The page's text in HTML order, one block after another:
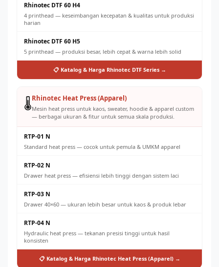
Rhinotec DTF 60 H4
4 printhead — keseimbangan kecepatan & kualitas untuk produksi
harian
Rhinotec DTF 60 H5
5 printhead — produksi besar, lebih cepat & warna lebih solid
📋 Katalog & Harga Rhinotec DTF Series →
🌡️Rhinotec Heat Press (Apparel)
Mesin heat press untuk kaos, sweater, hoodie & apparel custom
— berbagai ukuran & fitur untuk semua skala produksi.
RTP-01 N
Standard heat press — cocok untuk pemula & UMKM apparel
RTP-02 N
Drawer heat press — efisiensi lebih tinggi dengan sistem laci
RTP-03 N
Drawer 40×60 — ukuran lebih besar untuk kaos & produk lebar
RTP-04 N
Hydraulic heat press — tekanan presisi tinggi untuk hasil
konsisten
📋 Katalog & Harga Rhinotec Heat Press (Apparel) →